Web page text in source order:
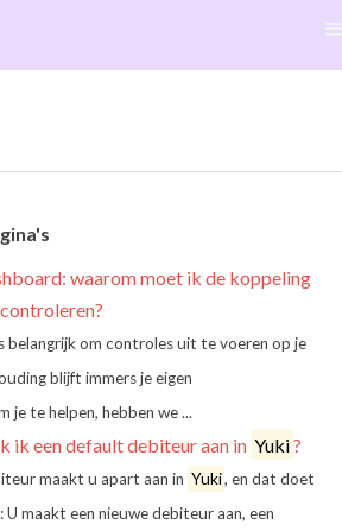
waarom moet ik de koppeling
om controles uit te voeren op je
blijft immers je eigen
je te helpen, hebben we ...
ik een default debiteur aan in Yuki?
maakt u apart aan in Yuki, en dat doet
maakt een nieuwe debiteur aan, een